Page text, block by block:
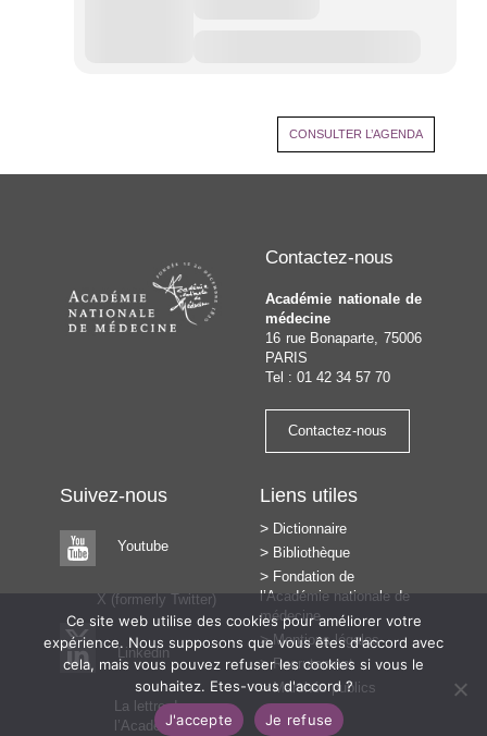
CONSULTER L’AGENDA
Contactez-nous
Académie nationale de
médecine
16 rue Bonaparte, 75006
PARIS
Tel : 01 42 34 57 70
Contactez-nous
Suivez-nous
Youtube
X (formerly Twitter)
Linkedin
La lettre de
l’Académie
Liens utiles
Dictionnaire
Bibliothèque
Fondation de
l’Académie nationale de
médecine
Mentions légales
Recrutement
Marchés publics
Ce site web utilise des cookies pour améliorer votre
expérience. Nous supposons que vous êtes d'accord avec
cela, mais vous pouvez refuser les cookies si vous le
souhaitez. Etes-vous d'accord ?
J'accepte
Je refuse